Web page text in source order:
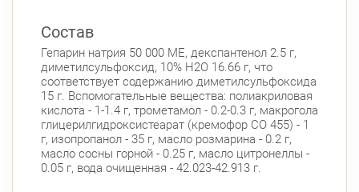
Комендантский пр.
Комендантский пр., д. 34 к. 1 Круглосуточно
Комендантский пр.
Комендантский пр. 67 Круглосуточно
Комендантский пр.
Коломяжский пр. 26 (Аллея Поликарпова, д.
2) Круглосуточно
Состав
Гепарин натрия 50 000 МЕ, декспантенол 2.5 г,
диметилсульфоксид, 10% Н2О 16.66 г, что
соответствует содержанию диметилсульфоксида
15 г. Вспомогательные вещества: полиакриловая
кислота - 1-1.4 г, трометамол - 0.2-0.3 г, макрогола
глицерилгидроксистеарат (кремофор CO 455) - 1
г, изопропанол - 35 г, масло розмарина - 0.2 г,
масло сосны горной - 0.25 г, масло цитронеллы -
0.05 г, вода очищенная - 42.023-42.913 г.